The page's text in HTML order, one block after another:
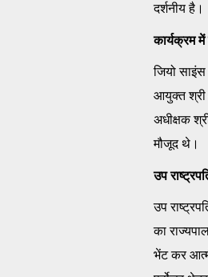
दर्शनीय है।
कार्यक्रम में
जियो
आयुक्त श्री
अधीक्षक
मौजूद थे।
उप
उप
का
भेंट कर